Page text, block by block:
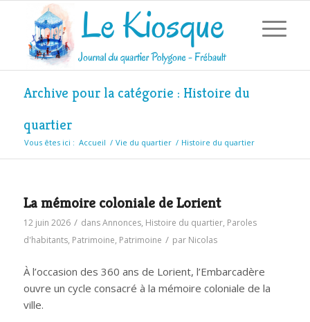
Archive pour la catégorie : Histoire du
quartier
Vous êtes ici : Accueil / Vie du quartier / Histoire du quartier
La mémoire coloniale de Lorient
12 juin 2026 / dansAnnonces, Histoire du quartier, Paroles
d'habitants, Patrimoine, Patrimoine / par Nicolas
À l’occasion des 360 ans de Lorient, l’Embarcadère
ouvre un cycle consacré à la mémoire coloniale de la
ville.